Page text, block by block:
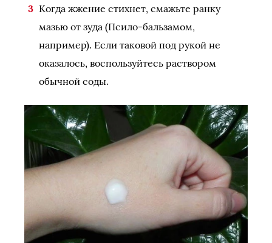
Когда жжение стихнет, смажьте ранку
мазью от зуда (Псило-бальзамом,
например). Если таковой под рукой не
оказалось, воспользуйтесь раствором
обычной соды.